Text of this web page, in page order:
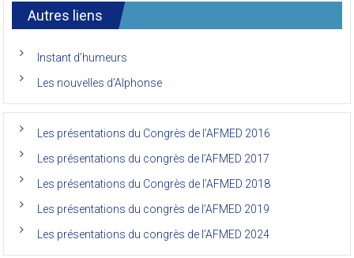
international
anciens
la
de
de
(Afmed/Unikin)
vécu
Autres liens
Instant d’humeurs
Les nouvelles d’Alphonse
Les présentations du Congrès de l’AFMED 2016
Les présentations du congrès de l’AFMED 2017
Les présentations du Congrès de l’AFMED 2018
Les présentations du congrès de l’AFMED 2019
Les présentations du congrès de l’AFMED 2024